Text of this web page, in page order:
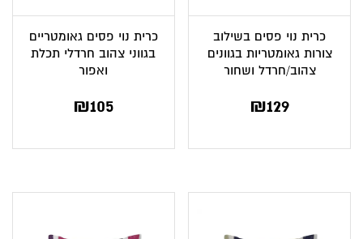
כרית נוי פסים בשילוב
צורות גאומטריות בגוונים
צהוב/חרדל ושחור
₪129
כרית נוי פסים גאומטריים
בגווני צהוב חרדלי תכלת
ואפור
₪105